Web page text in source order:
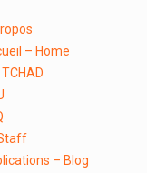
– Home
TCHAD
– Blog